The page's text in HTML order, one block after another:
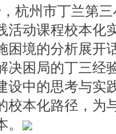
杭州市丁兰第
活动课程校本化
困境的分析展开
决困局的丁三经
设中的思考与实
校本化路径，为